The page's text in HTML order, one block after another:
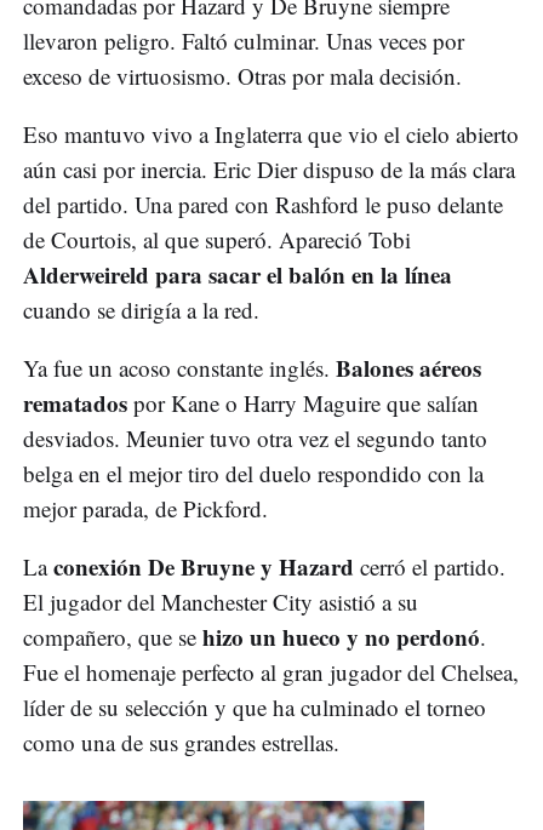
llevaron peligro. Faltó culminar. Unas veces por
exceso de virtuosismo. Otras por mala decisión.
Eso mantuvo vivo a Inglaterra que vio el cielo abierto
aún casi por inercia. Eric Dier dispuso de la más clara
del partido. Una pared con Rashford le puso delante
de Courtois, al que superó. Apareció Tobi
Alderweireld para sacar el balón en la línea
cuando se dirigía a la red.
Ya fue un acoso constante inglés. Balones aéreos
rematados por Kane o Harry Maguire que salían
desviados. Meunier tuvo otra vez el segundo tanto
belga en el mejor tiro del duelo respondido con la
mejor parada, de Pickford.
Laconexión De Bruyne y Hazard cerró el partido.
El jugador del Manchester City asistió a su
compañero, que se hizo un hueco y no perdonó.
Fue el homenaje perfecto al gran jugador del Chelsea,
líder de su selección y que ha culminado el torneo
como una de sus grandes estrellas.